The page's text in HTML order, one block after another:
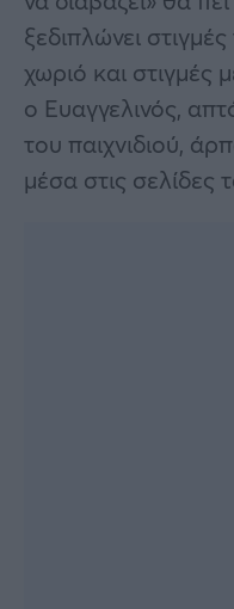
ξεδιπλώνει
χωριό και στιγμές
ο Ευαγγελινός,
του παιχνιδιού,
μέσα στις σελίδες